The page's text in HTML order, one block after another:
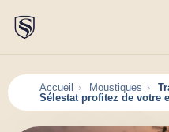
Accueil Moustiques
Sélestat profitez de votre